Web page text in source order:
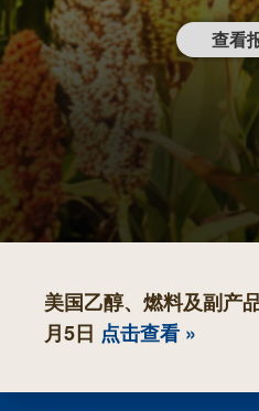
查看
美国乙醇、燃料及副产
月5日 点击查看 »